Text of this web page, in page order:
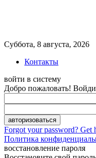
Суббота, 8 августа, 2026
Контакты
войти в систему
Добро пожаловать!
Forgot your password? Get
Политика
восстановление пароля